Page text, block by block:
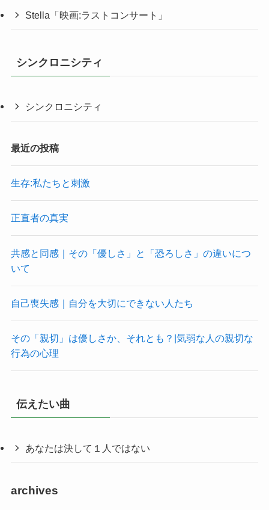
Stella「映画:ラストコンサート」
シンクロニシティ
シンクロニシティ
最近の投稿
生存:私たちと刺激
正直者の真実
共感と同感｜その「優しさ」と「恐ろしさ」の違いにつ
いて
自己喪失感｜自分を大切にできない人たち
その「親切」は優しさか、それとも？|気弱な人の親切な
行為の心理
伝えたい曲
あなたは決して１人ではない
archives